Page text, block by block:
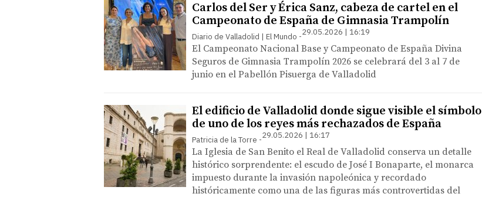
Carlos del Ser y Érica Sanz, cabeza de cartel en el
Campeonato de España de Gimnasia Trampolín
Diario de Valladolid | El Mundo 29.05.2026 | 16:19
El Campeonato Nacional Base y Campeonato de España Divina
Seguros de Gimnasia Trampolín 2026 se celebrará del 3 al 7 de
junio en el Pabellón Pisuerga de Valladolid
El edificio de Valladolid donde sigue visible el símbolo
de uno de los reyes más rechazados de España
Patricia de la Torre 29.05.2026 | 16:17
La Iglesia de San Benito el Real de Valladolid conserva un detalle
histórico sorprendente: el escudo de José I Bonaparte, el monarca
impuesto durante la invasión napoleónica y recordado
históricamente como una de las figuras más controvertidas del